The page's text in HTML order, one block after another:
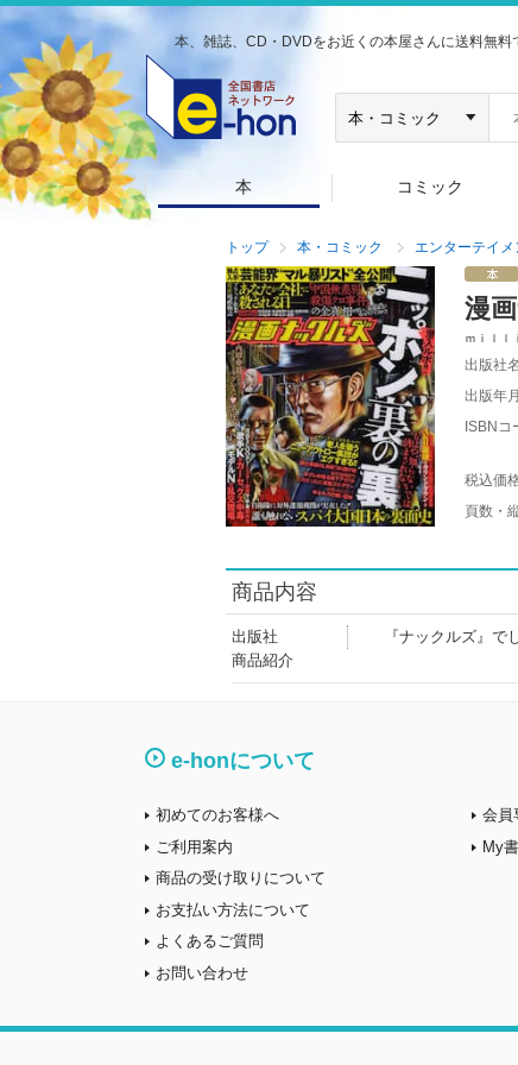
本、雑誌、CD・DVDをお近くの本屋さんに送料無料
本 コミック
トップ 本・コミック エンターテイメ
漫
ｍｉｌ
出版社名
出版年月
ISBNコ
税込価
頁数・
商品内容
出版社
商品紹介
『ナックルズ』で
e-honについて
初めてのお客様へ
ご利用案内
商品の受け取りについて
お支払い方法について
よくあるご質問
お問い合わせ
会員
My